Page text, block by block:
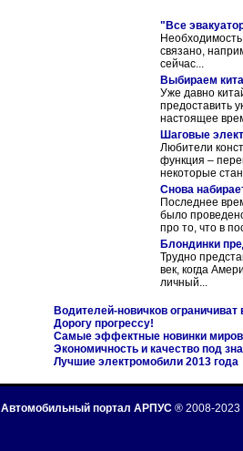
"Все
связано,
сейчас...
Выбираем
Уже давно
предоставить
настоящее
Шаговые
Любители
функция –
некоторые
Снова
Последнее
было
про то, что в
Блондинки
Трудно
век, когда
личный...
Водителей-новичков ограничиват
Дорогу прогрессу!
Самые эффектные новинки
Экономичность и качество под
Лучшие электромобили 2013 года
Автомобильный портал АРПУС ® 2008-2023